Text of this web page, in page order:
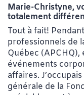
Marie-Christyne,
totalement
Tout à fait!
professionnels de
Québec
événements
affaires.
générale de la